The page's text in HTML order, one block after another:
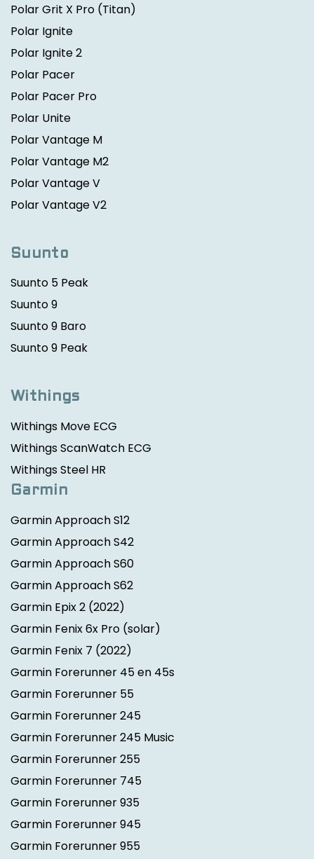
Polar Grit X Pro (Titan)
Polar Ignite
Polar Ignite 2
Polar Pacer
Polar Pacer Pro
Polar Unite
Polar Vantage M
Polar Vantage M2
Polar Vantage V
Polar Vantage V2
Suunto
Suunto 5 Peak
Suunto 9
Suunto 9 Baro
Suunto 9 Peak
Withings
Withings Move ECG
Withings ScanWatch ECG
Withings Steel HR
Garmin
Garmin Approach S12
Garmin Approach S42
Garmin Approach S60
Garmin Approach S62
Garmin Epix 2 (2022)
Garmin Fenix 6x Pro (solar)
Garmin Fenix 7 (2022)
Garmin Forerunner 45 en 45s
Garmin Forerunner 55
Garmin Forerunner 245
Garmin Forerunner 245 Music
Garmin Forerunner 255
Garmin Forerunner 745
Garmin Forerunner 935
Garmin Forerunner 945
Garmin Forerunner 955